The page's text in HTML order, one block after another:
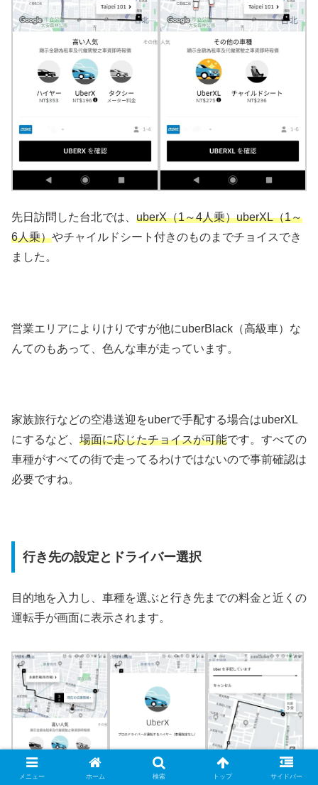
先日訪問した台北では、 uberX（1～4人乗）uberXL（1～
6人乗）やチャイルドシート付きのものまでチョイスでき
ました。
営業エリアによりけりですが他にuberBlack（高級車）な
んてのもあって、色んな車が走っています。
家族旅行などの空港送迎をuberで手配する場合はuberXL
にするなど、 場面に応じたチョイスが可能です。すべての
車種がすべての街で走ってるわけではないので事前確認は
必要ですね。
行き先の設定とドライバー選択
目的地を入力し、車種を選ぶと行き先までの料金と近くの
運転手が画面に表示されます。
メニュー ホーム 検索 トップ サイドバー